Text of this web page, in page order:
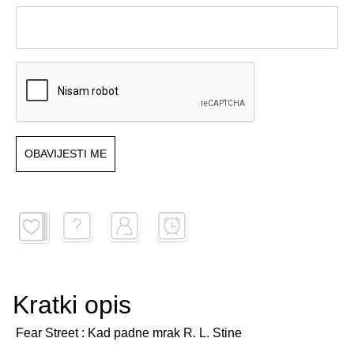
OBAVIJESTI ME
Kratki opis
Fear Street : Kad padne mrak R. L. Stine